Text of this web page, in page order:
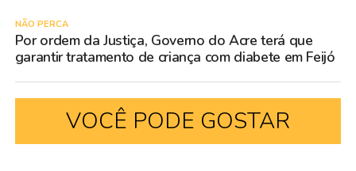
NÃO PERCA
Por ordem da Justiça, Governo do Acre terá que
garantir tratamento de criança com diabete em Feijó
VOCÊ PODE GOSTAR